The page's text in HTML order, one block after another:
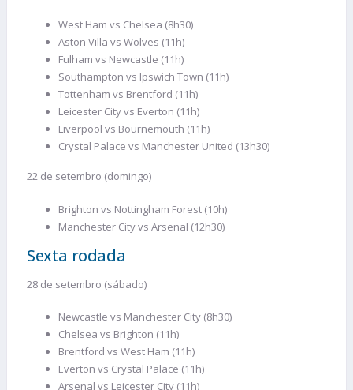
West Ham vs Chelsea (8h30)
Aston Villa vs Wolves (11h)
Fulham vs Newcastle (11h)
Southampton vs Ipswich Town (11h)
Tottenham vs Brentford (11h)
Leicester City vs Everton (11h)
Liverpool vs Bournemouth (11h)
Crystal Palace vs Manchester United (13h30)
22 de setembro (domingo)
Brighton vs Nottingham Forest (10h)
Manchester City vs Arsenal (12h30)
Sexta rodada
28 de setembro (sábado)
Newcastle vs Manchester City (8h30)
Chelsea vs Brighton (11h)
Brentford vs West Ham (11h)
Everton vs Crystal Palace (11h)
Arsenal vs Leicester City (11h)